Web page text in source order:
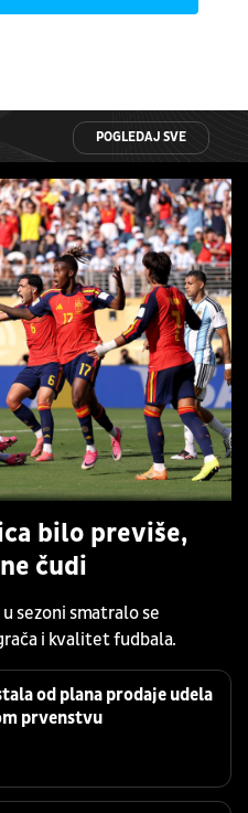
POGLEDAJ SVE
bilo previše,
čudi
sezoni smatralo se
i kvalitet fudbala.
od plana prodaje udela
prvenstvu